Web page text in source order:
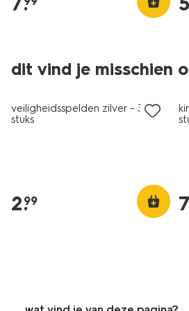
dit vind je misschien
2+1 gratis
met je HEMA pas
veiligheidsspelden zilver - 36
stuks
2.
99 7